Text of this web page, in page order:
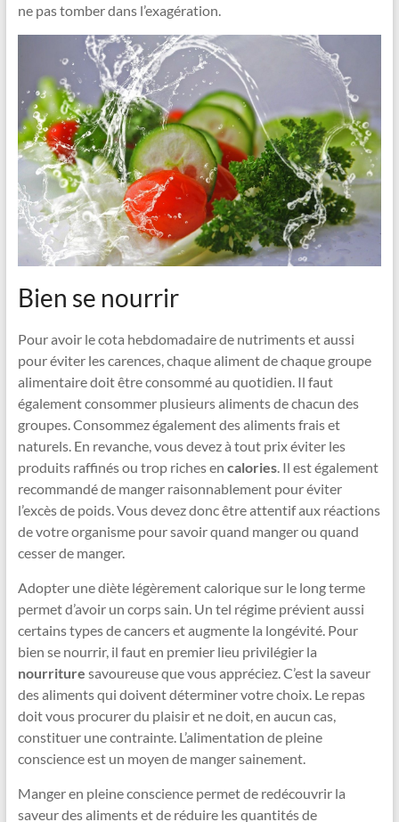
ne pas tomber dans l’exagération.
Bien se nourrir
Pour avoir le cota hebdomadaire de nutriments et aussi
pour éviter les carences, chaque aliment de chaque groupe
alimentaire doit être consommé au quotidien. Il faut
également consommer plusieurs aliments de chacun des
groupes. Consommez également des aliments frais et
naturels. En revanche, vous devez à tout prix éviter les
produits raffinés ou trop riches en calories. Il est également
recommandé de manger raisonnablement pour éviter
l’excès de poids. Vous devez donc être attentif aux réactions
de votre organisme pour savoir quand manger ou quand
cesser de manger.
Adopter une diète légèrement calorique sur le long terme
permet d’avoir un corps sain. Un tel régime prévient aussi
certains types de cancers et augmente la longévité. Pour
bien se nourrir, il faut en premier lieu privilégier la
nourriture savoureuse que vous appréciez. C’est la saveur
des aliments qui doivent déterminer votre choix. Le repas
doit vous procurer du plaisir et ne doit, en aucun cas,
constituer une contrainte. L’alimentation de pleine
conscience est un moyen de manger sainement.
Manger en pleine conscience permet de redécouvrir la
saveur des aliments et de réduire les quantités de